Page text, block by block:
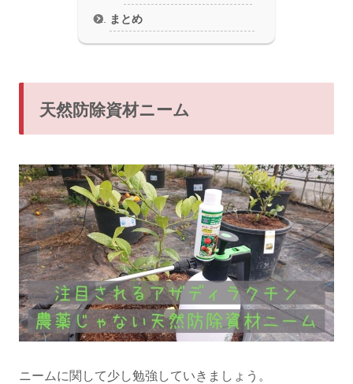
まとめ
天然防除資材ニーム
ニームに関して少し勉強していきましょう。